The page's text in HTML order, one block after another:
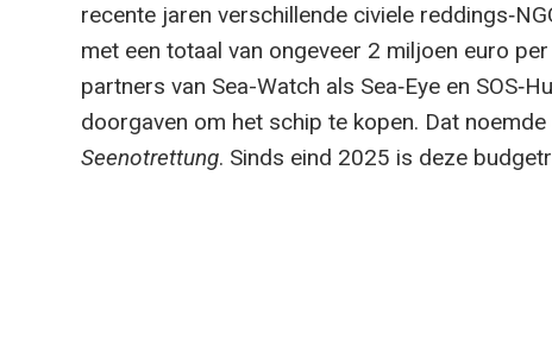
recente jaren verschillende civiele
met een totaal van ongeveer 2 miljoen euro
partners van Sea-Watch als Sea‑Eye en
doorgaven om het schip te kopen. Dat
Seenotrettung. Sinds eind 2025 is deze